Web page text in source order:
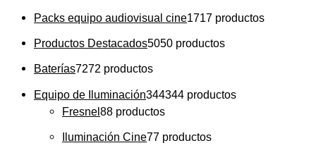
Packs equipo audiovisual cine1717 productos
Productos Destacados5050 productos
Baterías7272 productos
Equipo de Iluminación344344 productos
Fresnel88 productos
Iluminación Cine77 productos